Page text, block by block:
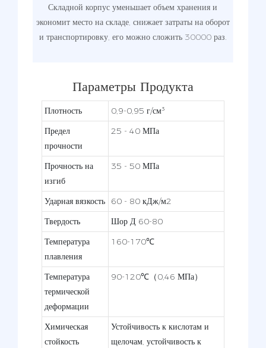
Складной корпус уменьшает объем хранения и
экономит место на складе, снижает затраты на оборот
и транспортировку, его можно сложить 30000 раз.
Параметры Продукта
Плотность
0,9-0,95 г/см³
Предел
прочности
25 - 40 МПа
Прочность на
изгиб
35 - 50 МПа
Ударная вязкость
60 - 80 кДж/м2
Твердость
Шор Д 60-80
Температура
плавления
160-170℃
Температура
термической
деформации
90-120℃（0,46 МПа）
Химическая
стойкость
Устойчивость к кислотам и
щелочам, устойчивость к